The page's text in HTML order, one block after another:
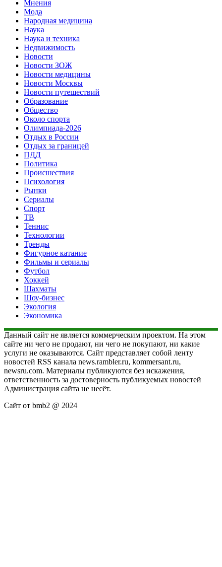
Мнения
Мода
Народная медицина
Наука
Наука и техника
Недвижимость
Новости
Новости ЗОЖ
Новости медицины
Новости Москвы
Новости путешествий
Образование
Общество
Около спорта
Олимпиада-2026
Отдых в России
Отдых за границей
ПДД
Политика
Происшествия
Психология
Рынки
Сериалы
Спорт
ТВ
Теннис
Технологии
Тренды
Фигурное катание
Фильмы и сериалы
Футбол
Хоккей
Шахматы
Шоу-бизнес
Экология
Экономика
Данный сайт не является коммерческим проектом. На этом
сайте ни чего не продают, ни чего не покупают, ни какие
услуги не оказываются. Сайт представляет собой ленту
новостей RSS канала news.rambler.ru, kommersant.ru,
newsru.com. Материалы публикуются без искажения,
ответственность за достоверность публикуемых новостей
Администрация сайта не несёт.
Сайт от bmb2 @ 2024